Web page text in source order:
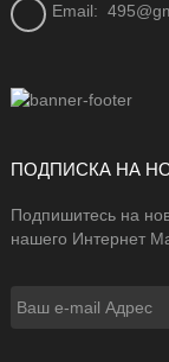
Email:
ПОДПИСКА НА
Подпишитесь на
нашего Интернет